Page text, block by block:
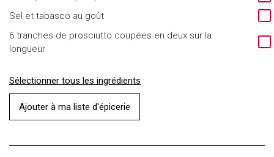
Sel et tabasco au goût
6 tranches de prosciutto coupées en deux sur la
longueur
Sélectionner tous les ingrédients
Ajouter à ma liste d'épicerie